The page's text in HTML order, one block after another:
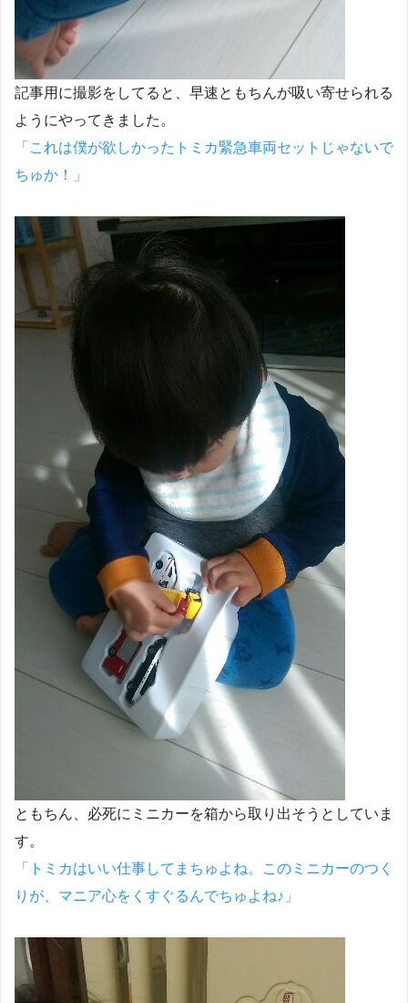
記事用に撮影をしてると、早速ともちんが吸い寄せられる
ようにやってきました。
「これは僕が欲しかったトミカ緊急車両セットじゃないで
ちゅか！」
ともちん、必死にミニカーを箱から取り出そうとしていま
す。
「トミカはいい仕事してまちゅよね。このミニカーのつく
りが、マニア心をくすぐるんでちゅよね♪」